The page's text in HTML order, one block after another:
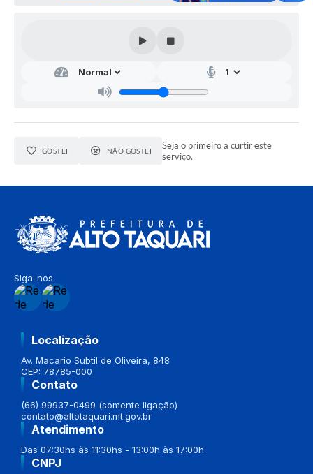
GOSTEI NÃO GOSTEI
Seja o primeiro a curtir este
serviço.
Siga-nos
Localização
Av. Macario Subtil de Oliveira, 848
CEP: 78785-000
Contato
(66) 99937-0499 (somente ligação)
contato@altotaquari.mt.gov.br
Atendimento
Das 07:30hs às 11:30hs - 13:00h às 17:00h
CNPJ